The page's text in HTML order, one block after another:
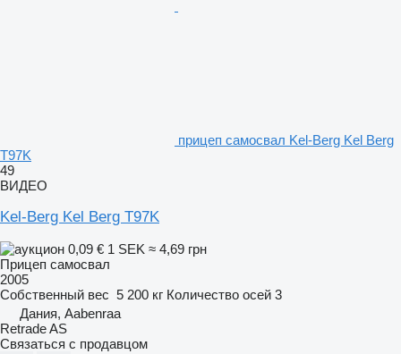
прицеп самосвал Kel-Berg Kel Berg
T97K
49
ВИДЕО
Kel-Berg Kel Berg T97K
0,09 € 1 SEK ≈ 4,69 грн
Прицеп самосвал
2005
Собственный вес 5 200 кг Количество осей 3
Дания, Aabenraa
Retrade AS
Связаться с продавцом